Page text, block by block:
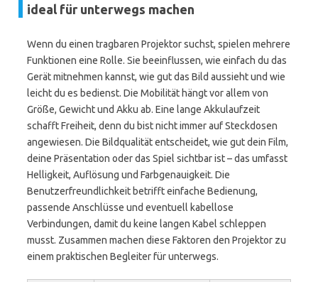
ideal für unterwegs machen
Wenn du einen tragbaren Projektor suchst, spielen mehrere
Funktionen eine Rolle. Sie beeinflussen, wie einfach du das
Gerät mitnehmen kannst, wie gut das Bild aussieht und wie
leicht du es bedienst. Die Mobilität hängt vor allem von
Größe, Gewicht und Akku ab. Eine lange Akkulaufzeit
schafft Freiheit, denn du bist nicht immer auf Steckdosen
angewiesen. Die Bildqualität entscheidet, wie gut dein Film,
deine Präsentation oder das Spiel sichtbar ist – das umfasst
Helligkeit, Auflösung und Farbgenauigkeit. Die
Benutzerfreundlichkeit betrifft einfache Bedienung,
passende Anschlüsse und eventuell kabellose
Verbindungen, damit du keine langen Kabel schleppen
musst. Zusammen machen diese Faktoren den Projektor zu
einem praktischen Begleiter für unterwegs.